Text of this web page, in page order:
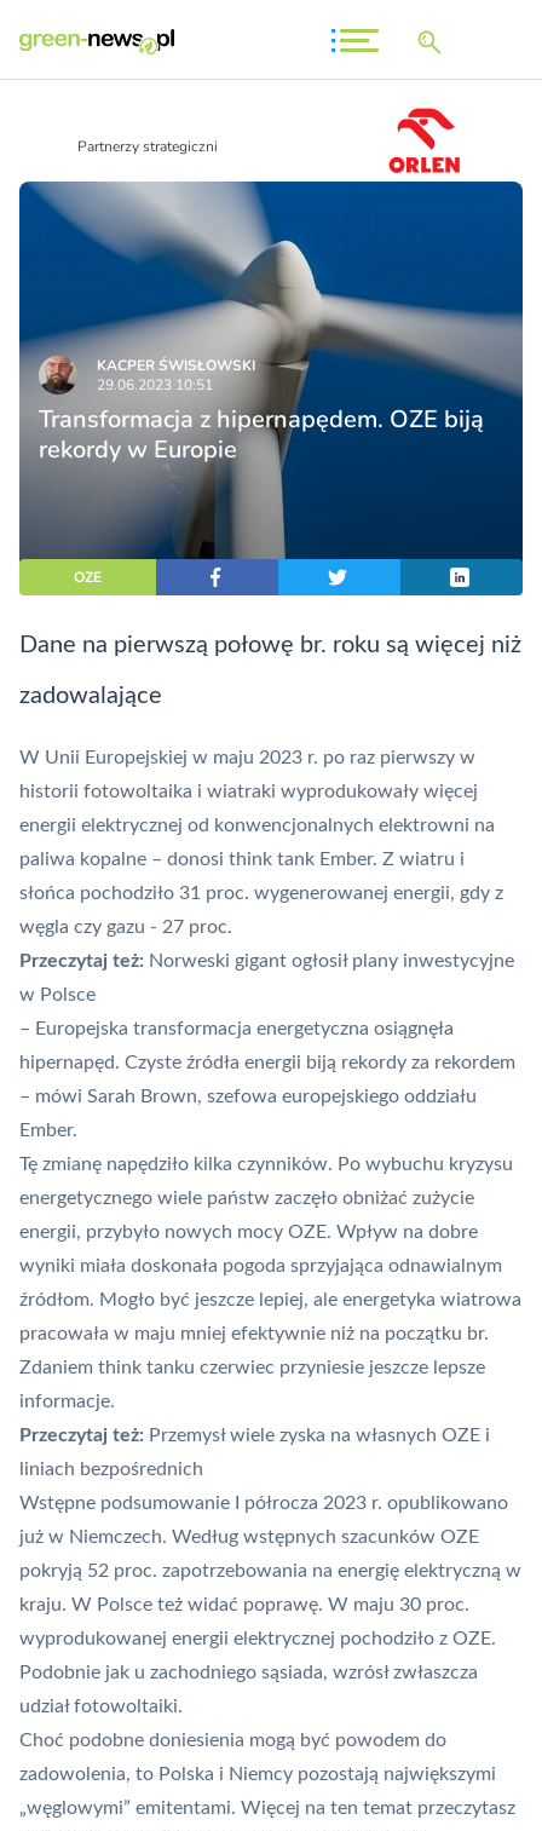
Partnerzy strategiczni
KACPER ŚWISŁO­WSKI
29.06.2023 10:51
Transformacja z hipernapędem. OZE biją
rekordy w Europie
OZE
Dane na pierwszą połowę br. roku są więcej niż
zadowalające
W Unii Europejskiej w maju 2023 r. po raz pierwszy w
historii fotowoltaika i wiatraki wyprodukowały więcej
energii elektrycznej od konwencjonalnych elektrowni na
paliwa kopalne – donosi think tank Ember. Z wiatru i
słońca pochodziło 31 proc. wygenerowanej energii, gdy z
węgla czy gazu - 27 proc.
Przeczytaj też: Norweski gigant ogłosił plany inwestycyjne
w Polsce
– Europejska transformacja energetyczna osiągnęła
hipernapęd. Czyste źródła energii biją rekordy za rekordem
– mówi Sarah Brown, szefowa europejskiego oddziału
Ember.
Tę zmianę napędziło kilka czynników. Po wybuchu kryzysu
energetycznego wiele państw zaczęło obniżać zużycie
energii, przybyło nowych mocy OZE. Wpływ na dobre
wyniki miała doskonała pogoda sprzyjająca odnawialnym
źródłom. Mogło być jeszcze lepiej, ale energetyka wiatrowa
pracowała w maju mniej efektywnie niż na początku br.
Zdaniem think tanku czerwiec przyniesie jeszcze lepsze
informacje.
Przeczytaj też: Przemysł wiele zyska na własnych OZE i
liniach bezpośrednich
Wstępne podsumowanie I półrocza 2023 r. opublikowano
już w Niemczech. Według wstępnych szacunków OZE
pokryją 52 proc. zapotrzebowania na energię elektryczną w
kraju. W Polsce też widać poprawę. W maju 30 proc.
wyprodukowanej energii elektrycznej pochodziło z OZE.
Podobnie jak u zachodniego sąsiada, wzrósł zwłaszcza
udział fotowoltaiki.
Choć podobne doniesienia mogą być powodem do
zadowolenia, to Polska i Niemcy pozostają największymi
„węglowymi” emitentami. Więcej na ten temat przeczytasz